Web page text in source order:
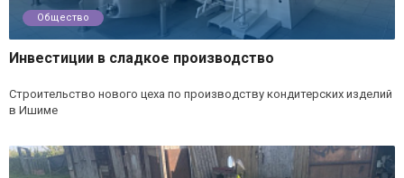
Общество
Инвестиции в сладкое производство
Строительство нового цеха по производству кондитерских изделий
в Ишиме